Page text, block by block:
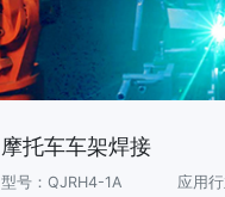
摩托车车架焊接
型号：QJRH4-1A 应用